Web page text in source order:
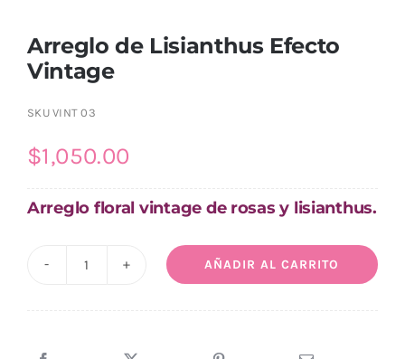
Funebres
Arreglo de Lisianthus Efecto
Vintage
SKUVINT 03
$1,050.00
Arreglo floral vintage de rosas y lisianthus.
AÑADIR AL CARRITO